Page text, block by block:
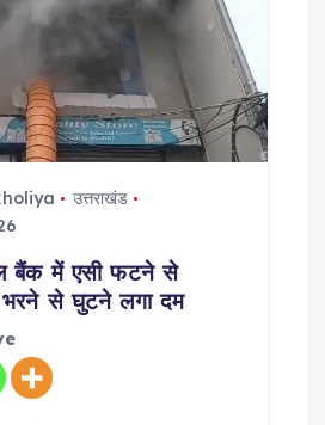
उत्तराखंड
बैंक में एसी फटने से
से घुटने लगा दम